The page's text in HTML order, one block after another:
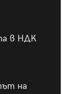
в НДК
на